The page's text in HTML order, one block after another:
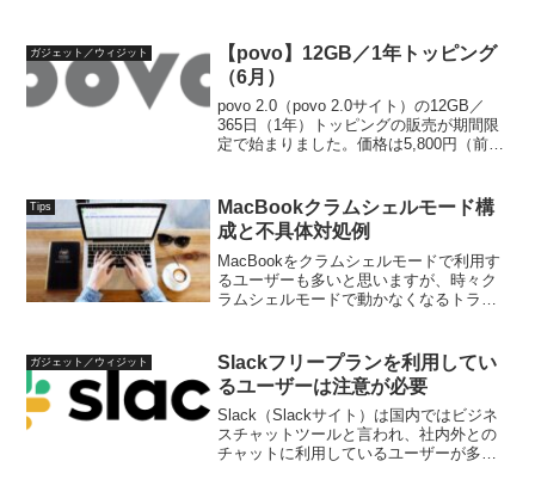
ガジェット／ウィジット
【povo】12GB／1年トッピング
（6月）
povo 2.0（povo 2.0サイト）の12GB／
365日（1年）トッピングの販売が期間限
定で始まりました。価格は5,800円（前月
タ量月当たり料金（税込...
Tips
MacBookクラムシェルモード構
成と不具体対処例
MacBookをクラムシェルモードで利用す
るユーザーも多いと思いますが、時々ク
ラムシェルモードで動かなくなるトラブ
クラムシェルモードの環境（以前からの
更新）てすは、以前...
ガジェット／ウィジット
Slackフリープランを利用してい
るユーザーは注意が必要
Slack（Slackサイト）は国内ではビジネ
スチャットツールと言われ、社内外との
チャットに利用しているユーザーが多い